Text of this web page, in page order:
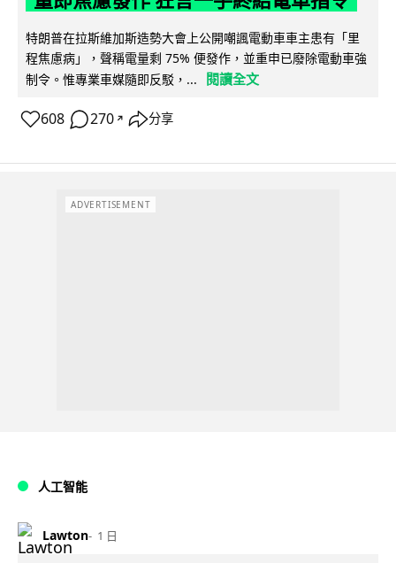
特朗普在拉斯維加斯造勢大會上公開嘲諷電動車車主患有「里
程焦慮病」，聲稱電量剩 75% 便發作，並重申已廢除電動車強
制令。惟專業車媒隨即反駁，...
閱讀全文
608 270 ↗ 分享
ADVERTISEMENT
人工智能
Lawton 1 日